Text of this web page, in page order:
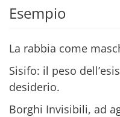
Esempio
La rabbia come
Sisifo: il peso
desiderio.
Borghi Invisibili, ad